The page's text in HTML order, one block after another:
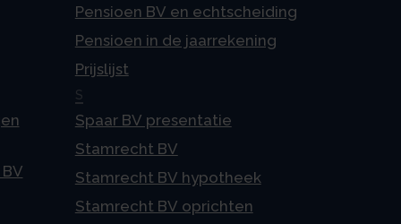
Pensioen BV en echtscheiding
Pensioen in de jaarrekening
Prijslijst
S
Spaar BV presentatie
Stamrecht BV
Stamrecht BV hypotheek
Stamrecht BV oprichten